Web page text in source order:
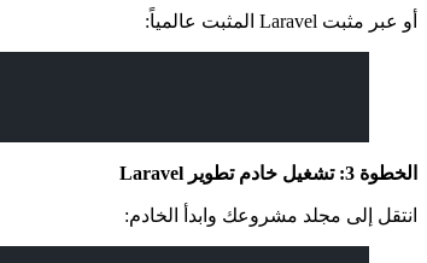
أو عبر مثبت Laravel المثبت عالمياً:
الخطوة 3: تشغيل خادم تطوير Laravel
انتقل إلى مجلد مشروعك وابدأ الخادم: